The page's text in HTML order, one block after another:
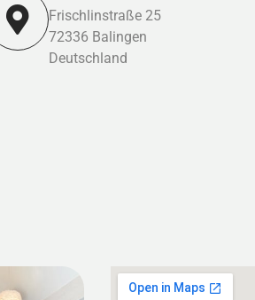
Frischlinstraße 25
72336 Balingen
Deutschland